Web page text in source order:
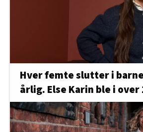
Hver femte slutter i
årlig. Else Karin ble i over